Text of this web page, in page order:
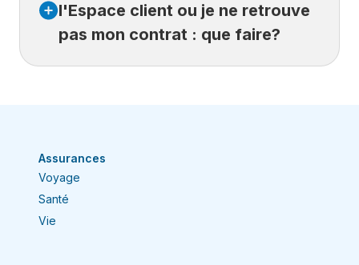
Espace client.
Votre régime public d’assurance couvre une
partie des soins reçus à l’étranger.
Ces frais sont remboursés directement aux
l'Espace client ou je ne retrouve
pas mon contrat : que faire?
Confirmez vos
identifiants.
Assurances
Voyage
Santé
Vie